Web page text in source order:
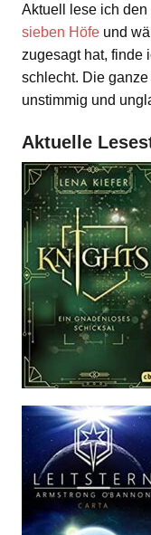
Aktuell lese ich den
sieben Höfe und
zugesagt hat, finde
schlecht. Die
unstimmig und
Aktuelle